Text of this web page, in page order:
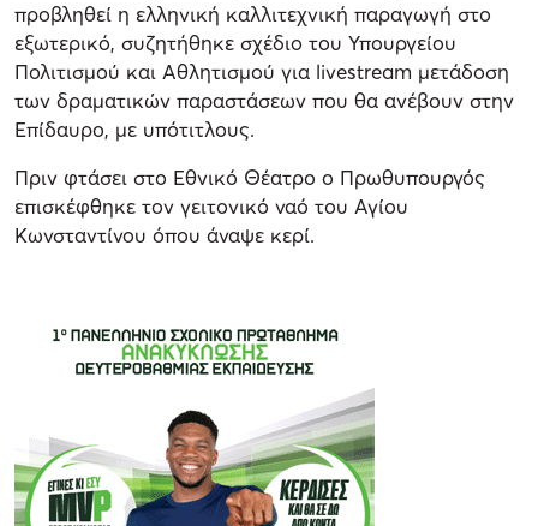
προβληθεί η ελληνική καλλιτεχνική παραγωγή στο
εξωτερικό, συζητήθηκε σχέδιο του Υπουργείου
Πολιτισμού και Αθλητισμού για livestream μετάδοση
των δραματικών παραστάσεων που θα ανέβουν στην
Επίδαυρο, με υπότιτλους.
Πριν φτάσει στο Εθνικό Θέατρο ο Πρωθυπουργός
επισκέφθηκε τον γειτονικό ναό του Αγίου
Κωνσταντίνου όπου άναψε κερί.